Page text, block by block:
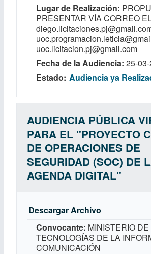
Lugar de Realización
PRESENTAR VÍA CORREO
uoc.licitacion.pj@gmail.com
Fecha de la Audiencia 25-
Estado Audiencia ya
AUDIENCIA PÚBLICA
PARA EL "PROYECTO
DE OPERACIONES DE
SEGURIDAD (SOC) DE
AGENDA DIGITAL"
Descargar Archivo
Convocante MINISTERIO DE
TECNOLOGÍAS DE LA
COMUNICACIÓN